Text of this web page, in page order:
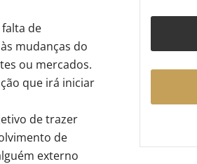
de
mudanças do
ou mercados.
que irá iniciar
de trazer
de
externo